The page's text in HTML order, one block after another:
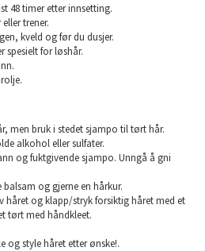
48 timer etter innsetting.
trener.
kveld og før du dusjer.
spesielt for løshår.
men bruk i stedet sjampo til tørt hår.
alkohol eller sulfater.
og fuktgivende sjampo. Unngå å gni
og gjerne en hårkur.
håret og klapp/stryk forsiktig håret med et
tørt med håndkleet.
og style håret etter ønske!.